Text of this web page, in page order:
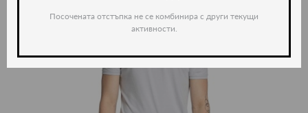
Посочената отстъпка не се комбинира с други текущи
активности.